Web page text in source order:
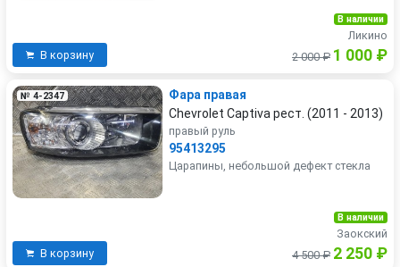
В корзину
В наличии
Ликино
2 000 ₽ 1 000 ₽
№ 4-2347
Фара правая
Chevrolet Captiva рест. (2011 - 2013)
правый руль
95413295
Царапины, небольшой дефект стекла
В корзину
В наличии
Заокский
4 500 ₽ 2 250 ₽